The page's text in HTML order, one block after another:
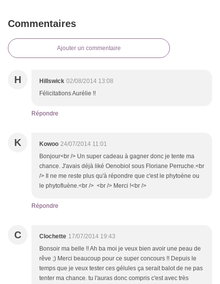
Commentaires
Ajouter un commentaire
H Hillswick 02/08/2014 13:08
Félicitations Aurélie !!
Répondre
K Kowoo 24/07/2014 11:01
Bonjour<br /> Un super cadeau à gagner donc je tente ma
chance. J'avais déjà liké Oenobiol sous Floriane Perruche.<br
/> Il ne me reste plus qu'à répondre que c'est le phytoène ou
le phytofluène.<br /> <br /> Merci !<br />
Répondre
C Clochette 17/07/2014 19:43
Bonsoir ma belle !! Ah ba moi je veux bien avoir une peau de
rêve ;) Merci beaucoup pour ce super concours !! Depuis le
temps que je veux tester ces gélules ça serait balot de ne pas
tenter ma chance. tu l'auras donc compris c'est avec très